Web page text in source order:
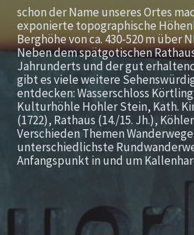
schon der Name unseres Ortes
exponierte topographische
Berghöhe von ca. 430-520 m über
Neben dem spätgotischen
Jahrunderts und der gut
gibt es viele weitere
entdecken: Wasserschloss
Kulturhöhle Hohler Stein, Kath.
(1722), Rathaus (14./15. Jh.),
Verschieden Themen
unterschiedlichste
Anfangspunkt in und um